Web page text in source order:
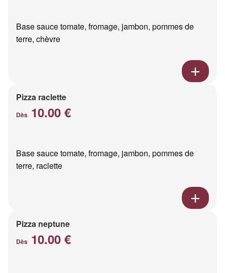
Base sauce tomate, fromage, jambon, pommes de
terre, chèvre
Pizza raclette
Dès 10.00 €
Base sauce tomate, fromage, jambon, pommes de
terre, raclette
Pizza neptune
Dès 10.00 €